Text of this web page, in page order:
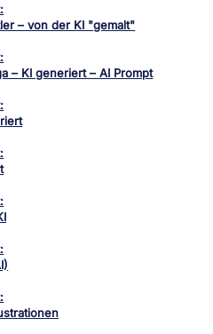
– von der KI "gemalt"
– KI generiert – AI Prompt